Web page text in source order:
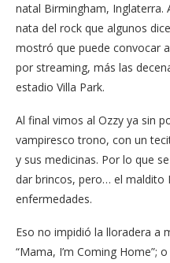
natal Birmingham, Inglaterra.
nata del rock que algunos
mostró que puede convocar
por streaming, más las
estadio Villa Park.
Al final vimos al Ozzy ya sin
vampiresco trono, con un
y sus medicinas. Por lo que
dar brincos, pero… el maldito
enfermedades.
Eso no impidió la lloradera a
“Mama, I’m Coming Home”;